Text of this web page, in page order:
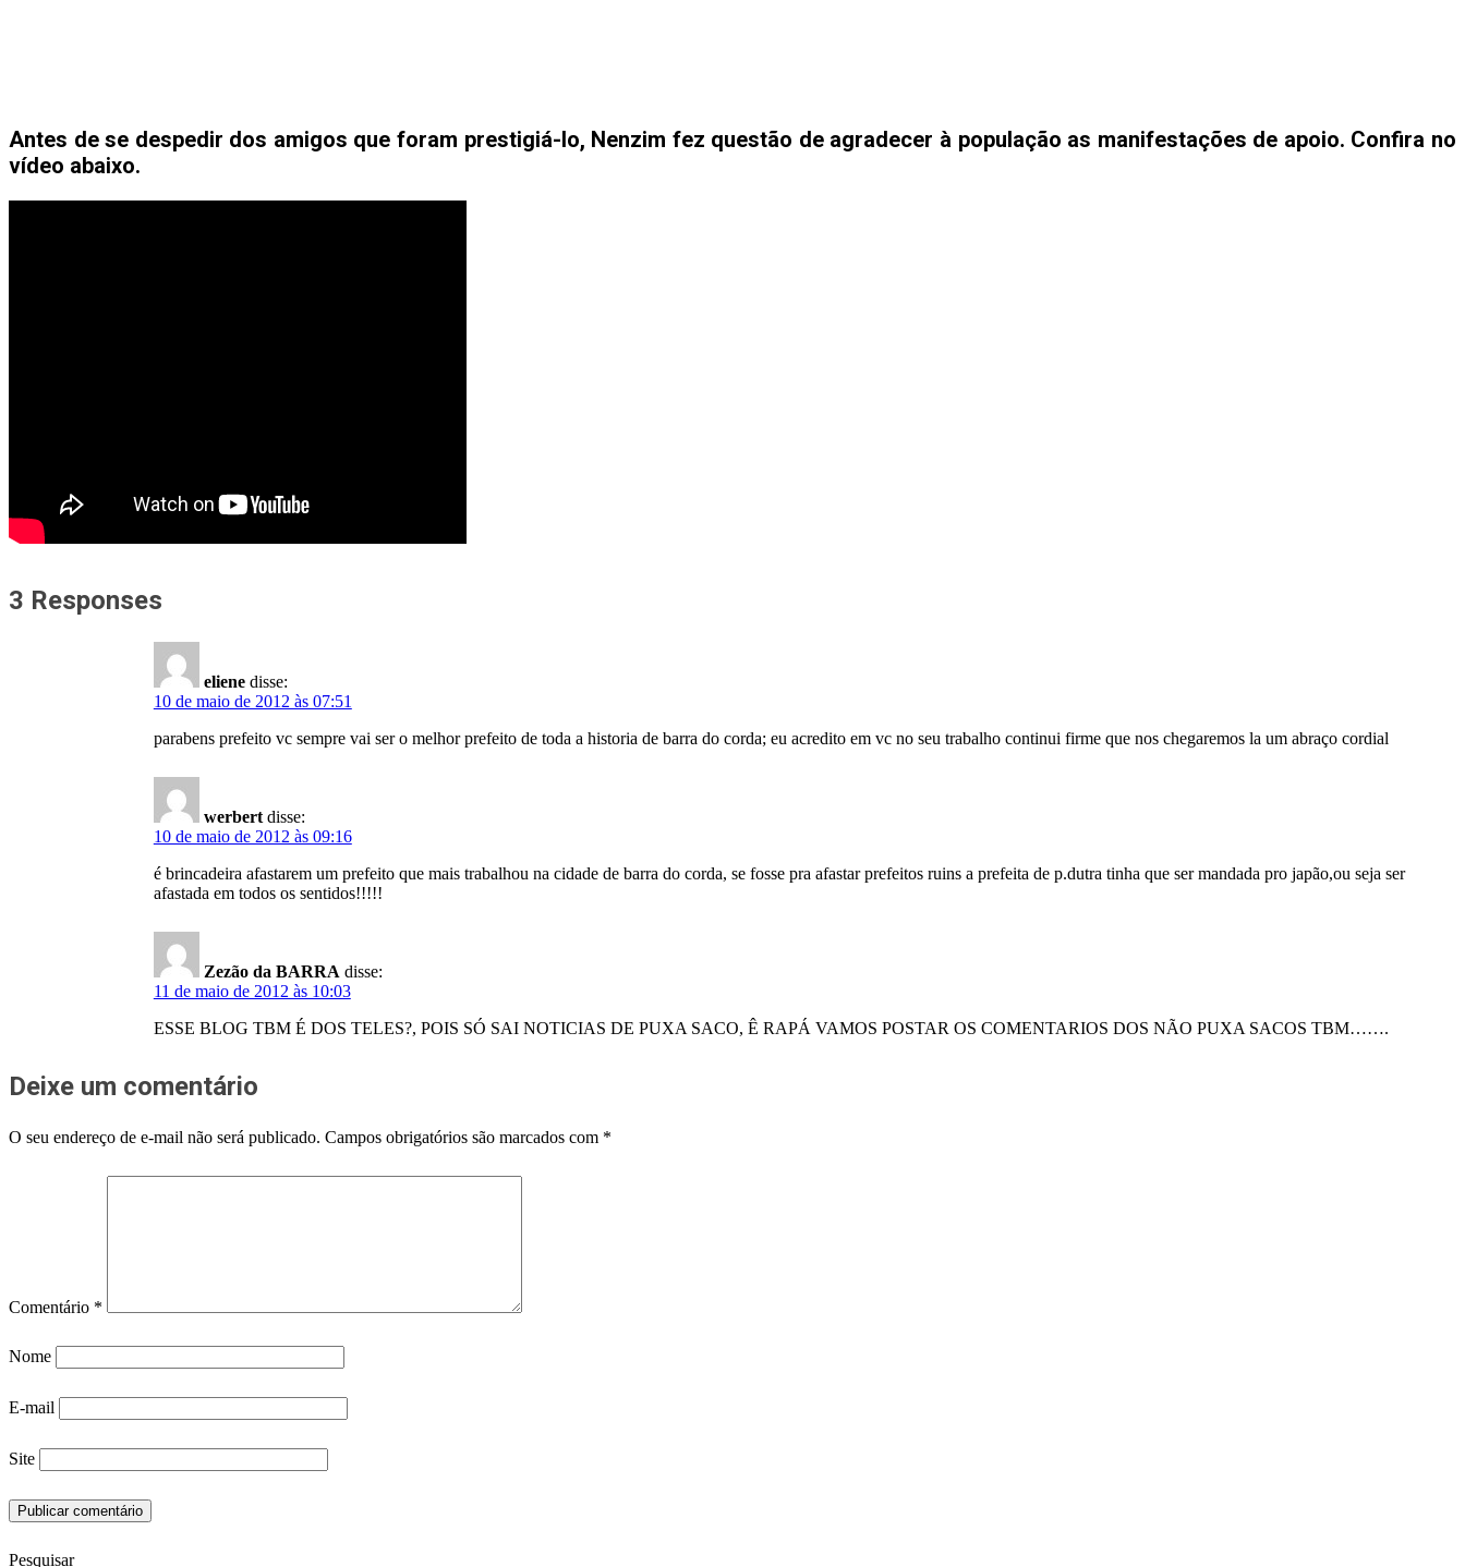
Antes de se despedir dos amigos que foram prestigiá-lo, Nenzim fez questão de agradecer à população as manifestações de apoio. Confira no
vídeo abaixo.
3 Responses
eliene disse:
10 de maio de 2012 às 07:51
parabens prefeito vc sempre vai ser o melhor prefeito de toda a historia de barra do corda; eu acredito em vc no seu trabalho continui firme que nos chegaremos la um abraço cordial
werbert disse:
10 de maio de 2012 às 09:16
é brincadeira afastarem um prefeito que mais trabalhou na cidade de barra do corda, se fosse pra afastar prefeitos ruins a prefeita de p.dutra tinha que ser mandada pro japão,ou seja ser
afastada em todos os sentidos!!!!!
Zezão da BARRA disse:
11 de maio de 2012 às 10:03
ESSE BLOG TBM É DOS TELES?, POIS SÓ SAI NOTICIAS DE PUXA SACO, Ê RAPÁ VAMOS POSTAR OS COMENTARIOS DOS NÃO PUXA SACOS TBM…….
Deixe um comentário
O seu endereço de e-mail não será publicado. Campos obrigatórios são marcados com *
Comentário *
Nome
E-mail
Site
Pesquisar